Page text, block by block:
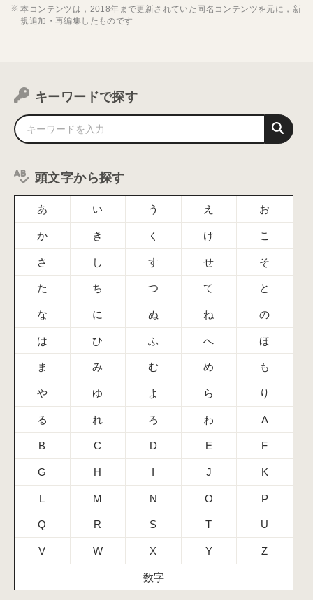
本コンテンツは，2018年まで更新されていた同名コンテンツを元に，新
規追加・再編集したものです
キーワードで探す
頭文字から探す
あ い う え お
か き く け こ
さ し す せ そ
た ち つ て と
な に ぬ ね の
は ひ ふ へ ほ
ま み む め も
や ゆ よ ら り
る れ ろ わ A
B C D E F
G H I J K
L M N O P
Q R S T U
V W X Y Z
数字